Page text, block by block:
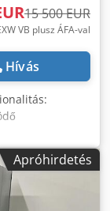
15 500 EUR
VB plusz ÁFA-val
Hívás
vagy dupla
elérhető,
kérésre
állás –
Apróhirdetés